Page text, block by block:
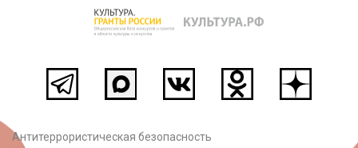
Антитеррористическая безопасность